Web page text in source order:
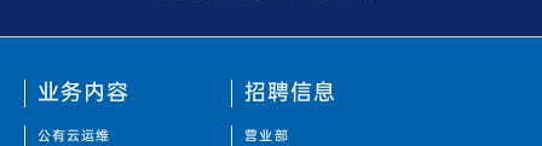
业务内容
公有云运维
招聘信息
营业部